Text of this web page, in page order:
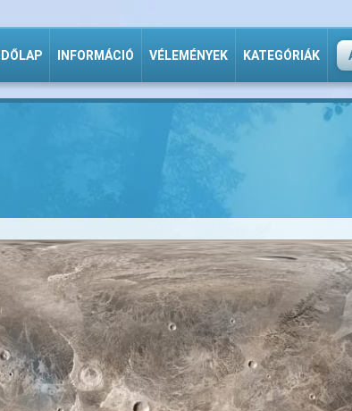
INFORMÁCIÓ VÉLEMÉNYEK KATEGÓRIÁK